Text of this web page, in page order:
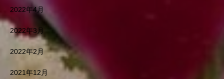
2022年4月
2022年3月
2022年2月
2021年12月